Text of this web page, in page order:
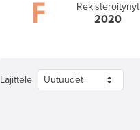
Rekisteröitynyt
2020
Lajittele